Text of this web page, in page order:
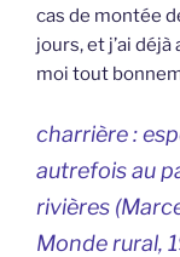
cas de montée
jours, et j’ai
moi tout
charrière :
autrefois au
rivières
Monde rural,